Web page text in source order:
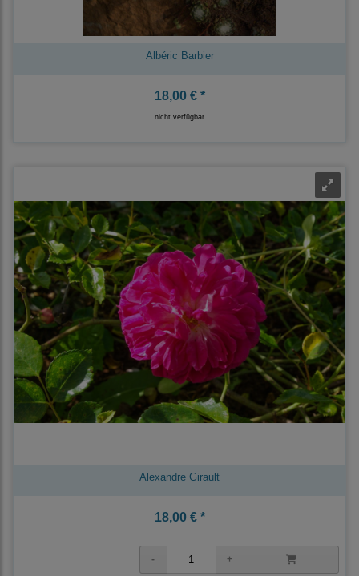
Albéric Barbier
18,00 € *
nicht verfügbar
Alexandre Girault
18,00 € *